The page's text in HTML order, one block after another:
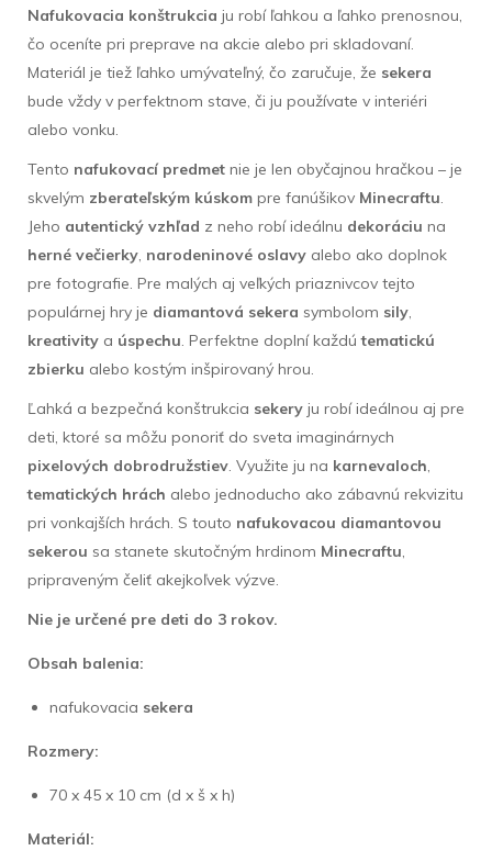
Nafukovacia konštrukcia ju robí ľahkou a ľahko prenosnou,
čo oceníte pri preprave na akcie alebo pri skladovaní.
Materiál je tiež ľahko umývateľný, čo zaručuje, že sekera
bude vždy v perfektnom stave, či ju používate v interiéri
alebo vonku.
Tento nafukovací predmet nie je len obyčajnou hračkou – je
skvelým zberateľským kúskom pre fanúšikov Minecraftu.
Jeho autentický vzhľad z neho robí ideálnu dekoráciu na
herné večierky, narodeninové oslavy alebo ako doplnok
pre fotografie. Pre malých aj veľkých priaznivcov tejto
populárnej hry je diamantová sekera symbolom sily,
kreativity a úspechu. Perfektne doplní každútematickú
zbierku alebo kostým inšpirovaný hrou.
Ľahká a bezpečná konštrukcia sekery ju robí ideálnou aj pre
deti, ktoré sa môžu ponoriť do sveta imaginárnych
pixelových dobrodružstiev. Využite ju na karnevaloch,
tematických hrách alebo jednoducho ako zábavnú rekvizitu
pri vonkajších hrách. S touto nafukovacou diamantovou
sekerou sa stanete skutočným hrdinom Minecraftu,
pripraveným čeliť akejkoľvek výzve.
Nie je určené pre deti do 3 rokov.
Obsah balenia:
nafukovacia sekera
Rozmery:
70 x 45 x 10 cm (d x š x h)
Materiál: